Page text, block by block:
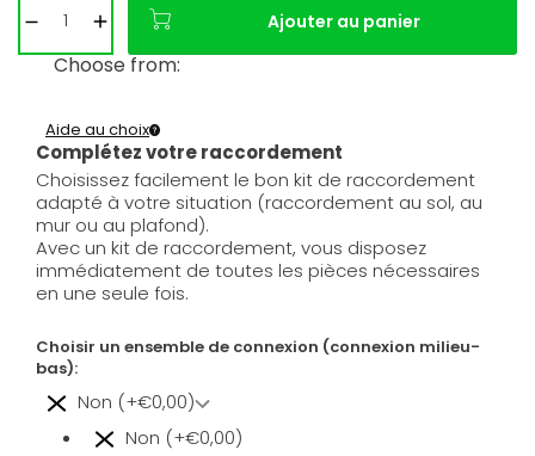
Ajouter au panier
Choose from:
Complétez votre raccordement
Aide au choix
Choisissez facilement le bon kit de raccordement
adapté à votre situation (raccordement au sol, au
mur ou au plafond).
Avec un kit de raccordement, vous disposez
immédiatement de toutes les pièces nécessaires
en une seule fois.
Choisir un ensemble de connexion (connexion milieu-
bas):
Non (+€0,00)
Non (+€0,00)